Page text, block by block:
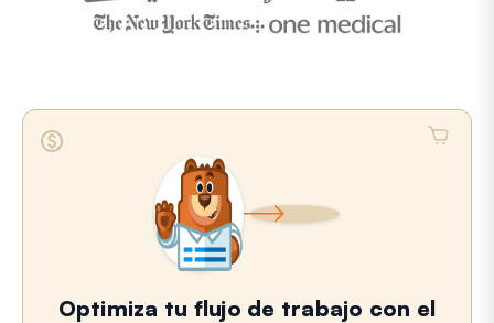
Optimiza tu flujo de trabajo con el